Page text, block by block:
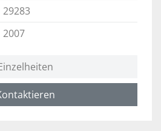
29283
2007